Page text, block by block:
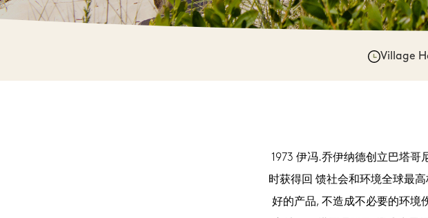
Village
1973 伊冯.乔伊纳德创立巴塔哥
时获得回 馈社会和环境全球最
好的产品, 不造成不必要的环境